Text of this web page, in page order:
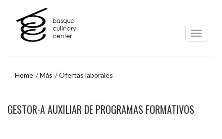
contenido
principal
navegación
Home Más Ofertas laborales
GESTOR-A AUXILIAR DE PROGRAMAS FORMATIVOS